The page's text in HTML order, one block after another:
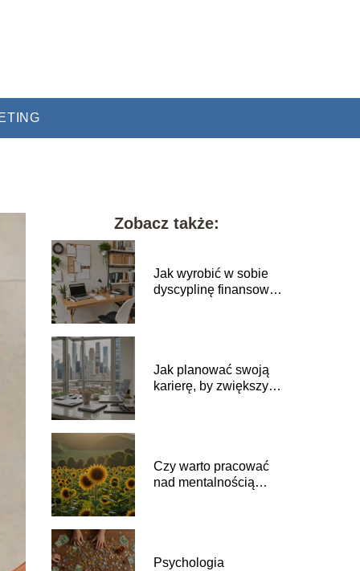
Zobacz także:
Jak wyrobić w sobie
dyscyplinę finansową
Jak planować swoją
karierę, by zwiększyć
Czy warto pracować
nad mentalnością
Psychologia